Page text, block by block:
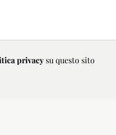
privacy su questo sito